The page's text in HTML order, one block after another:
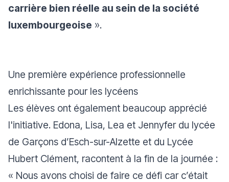
carrière bien réelle au sein de la société
luxembourgeoise ».
Une première expérience professionnelle
enrichissante pour les lycéens
Les élèves ont également beaucoup apprécié
l'initiative. Edona, Lisa, Lea et Jennyfer du lycée
de Garçons d’Esch-sur-Alzette et du Lycée
Hubert Clément, racontent à la fin de la journée :
« Nous avons choisi de faire ce défi car c’était